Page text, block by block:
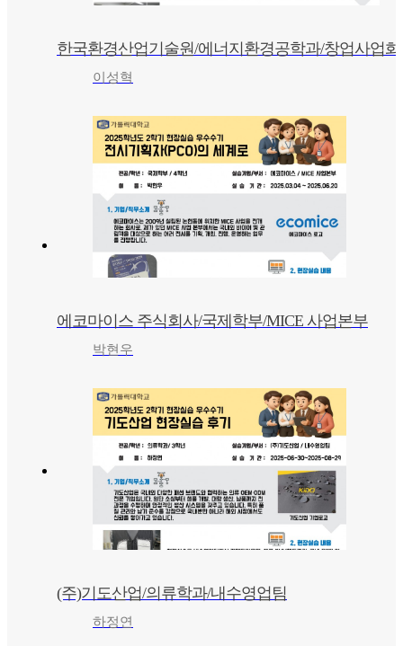
한국환경산업기술원/에너지환경공학과/창업사업
이성혁
에코마이스 주식회사/국제학부/MICE 사업본부
박현우
(주)기도산업/의류학과/내수영업팀
하정연